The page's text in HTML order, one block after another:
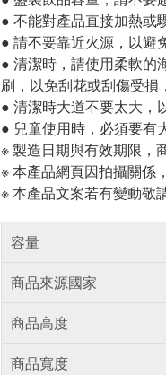
● 不能對產品直接加熱或
● 請不要靠近火源，以避
● 清潔時，請使用柔軟的
刷，以免刮花或刮傷受損
● 清潔時大道不要太大，
● 兒童使用時，必須要有
※ 製造日期與有效期限，
※ 本產品網頁因拍攝關係
※ 本產品文案若有變動敬
容量
商品來源國家
商品高度
商品寬度